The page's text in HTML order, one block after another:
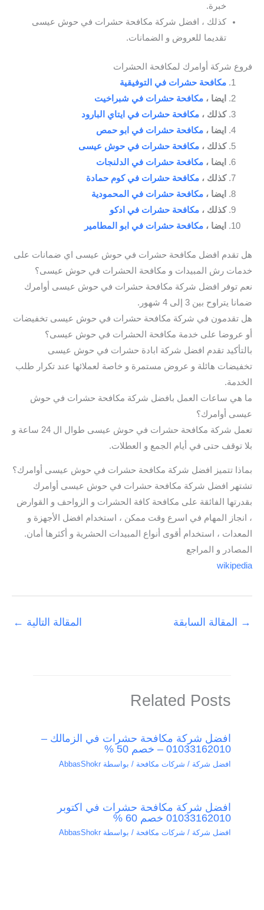
خبرة.
كذلك ، افضل شركة مكافحة حشرات في حوش عيسى
تقديما للعروض و الضمانات.
فروع شركة أوامرك لمكافحة الحشرات
مكافحة حشرات في التوفيقية
ايضا ، مكافحة حشرات في شبراخيت
كذلك ، مكافحة حشرات في ايتاي البارود
ايضا ، مكافحة حشرات في ابو حمص
كذلك ، مكافحة حشرات في حوش عيسى
ايضا ، مكافحة حشرات في الدلنجات
كذلك ، مكافحة حشرات في كوم حمادة
ايضا ، مكافحة حشرات في المحمودية
كذلك ، مكافحة حشرات في ادكو
ايضا ، مكافحة حشرات في ابو المطامير
هل تقدم افضل مكافحة حشرات في حوش عيسى اي ضمانات على
خدمات رش المبيدات و مكافحة الحشرات في حوش عيسى؟
نعم توفر افضل شركة مكافحة حشرات في حوش عيسى أوامرك
ضمانا يتراوح بين 3 إلى 4 شهور.
هل تقدمون في شركة مكافحة حشرات في حوش عيسى تخفيضات
أو عروضا على خدمة مكافحة الحشرات في حوش عيسى؟
بالتأكيد تقدم افضل شركة ابادة حشرات في حوش عيسى
تخفيضات هائلة و عروض مستمرة و خاصة لعملائها عند تكرار طلب
الخدمة.
ما هي ساعات العمل بافضل شركة مكافحة حشرات في حوش
عيسى أوامرك؟
تعمل شركة مكافحة حشرات في حوش عيسى طوال ال 24 ساعة و
بلا توقف حتى في أيام الجمع و العطلات.
بماذا تتميز افضل شركة مكافحة حشرات في حوش عيسى أوامرك؟
تشتهر افضل شركة مكافحة حشرات في حوش عيسى أوامرك
بقدرتها الفائقة على مكافحة كافة الحشرات و الزواحف و القوارض
، انجاز المهام في اسرع وقت ممكن ، استخدام افضل الأجهزة و
المعدات ، استخدام أقوى أنواع المبيدات الحشرية و أكثرها أمان.
المصادر و المراجع
wikipedia
→ المقالة السابقة المقالة التالية ←
Related Posts
افضل شركة مكافحة حشرات في الزمالك –
01033162010 – خصم 50 %
افضل شركة / شركات مكافحة / بواسطة AbbasShokr
افضل شركة مكافحة حشرات في اكتوبر
01033162010 خصم 60 %
افضل شركة / شركات مكافحة / بواسطة AbbasShokr